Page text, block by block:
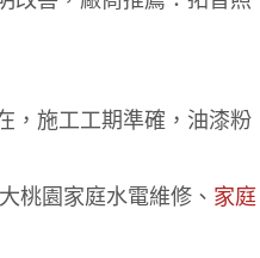
，施工工期準確，油漆粉
桃園家庭水電維修、 家庭